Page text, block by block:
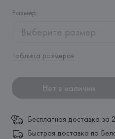
Размер:
Выберите размер
Таблица размеров
Нет в наличии
Бесплатная доставка за
Быстрая доставка по